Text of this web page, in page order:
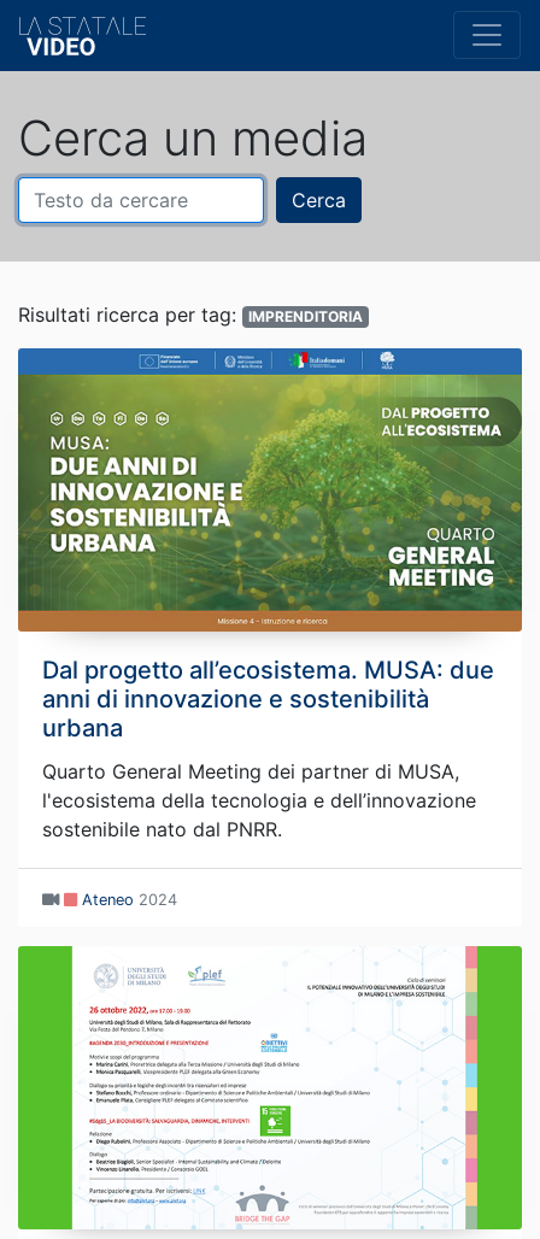
Cerca un media
Cerca
Risultati ricerca per tag: IMPRENDITORIA
Dal progetto all’ecosistema. MUSA: due
anni di innovazione e sostenibilità
urbana
Quarto General Meeting dei partner di MUSA,
l'ecosistema della tecnologia e dell’innovazione
sostenibile nato dal PNRR.
Ateneo 2024